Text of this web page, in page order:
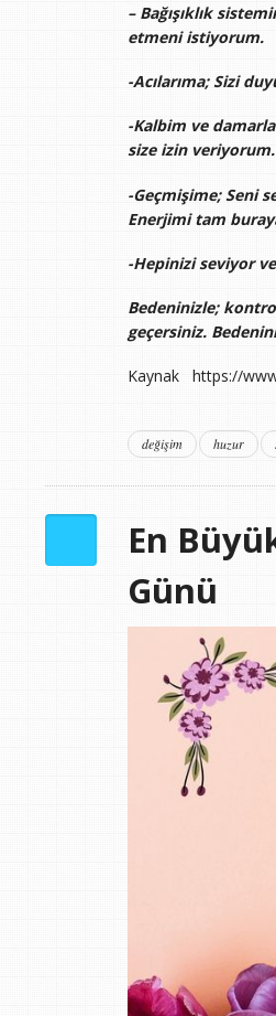
– Bağışıklık
etmeni istiyorum.
-Acılarıma; Sizi
-Kalbim ve
size izin veriyorum.
-Geçmişime; Seni
Enerjimi tam
-Hepinizi seviyor
Bedeninizle;
geçersiniz.
Kaynak https://
değişim huzur
En
Günü